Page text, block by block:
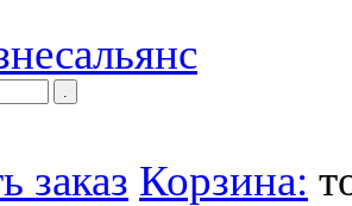
заказ Корзина: